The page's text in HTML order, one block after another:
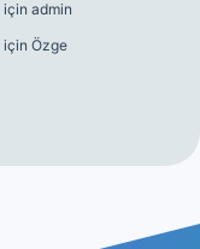
için admin
için Özge